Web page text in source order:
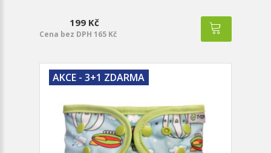
199 Kč
Cena bez DPH 165 Kč
AKCE - 3+1 ZDARMA